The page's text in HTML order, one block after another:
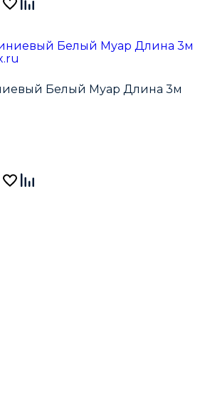
Белый Муар Длина 3м